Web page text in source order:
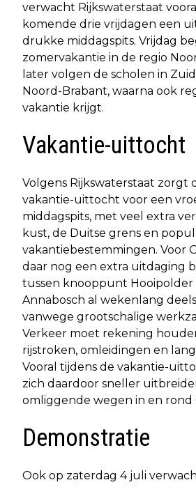
verwacht Rijkswaterstaat
komende drie vrijdagen een
drukke middagspits. Vrijdag
zomervakantie in de regio
later volgen de scholen in
Noord-Brabant, waarna ook
vakantie krijgt.
Vakantie-uittocht
Volgens Rijkswaterstaat zorgt
vakantie-uittocht voor een
middagspits, met veel extra
kust, de Duitse grens en
vakantiebestemmingen. Voor
daar nog een extra uitdaging
tussen knooppunt Hooipolder
Annabosch al wekenlang
vanwege grootschalige
Verkeer moet rekening
rijstroken, omleidingen en
Vooral tijdens de vakantie-
zich daardoor sneller
omliggende wegen in en rond
Demonstratie
Ook op zaterdag 4 juli